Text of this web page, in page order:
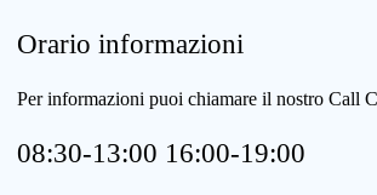
Orario informazioni
Per informazioni puoi chiamare il nostro Call
08:30-13:00 16:00-19:00